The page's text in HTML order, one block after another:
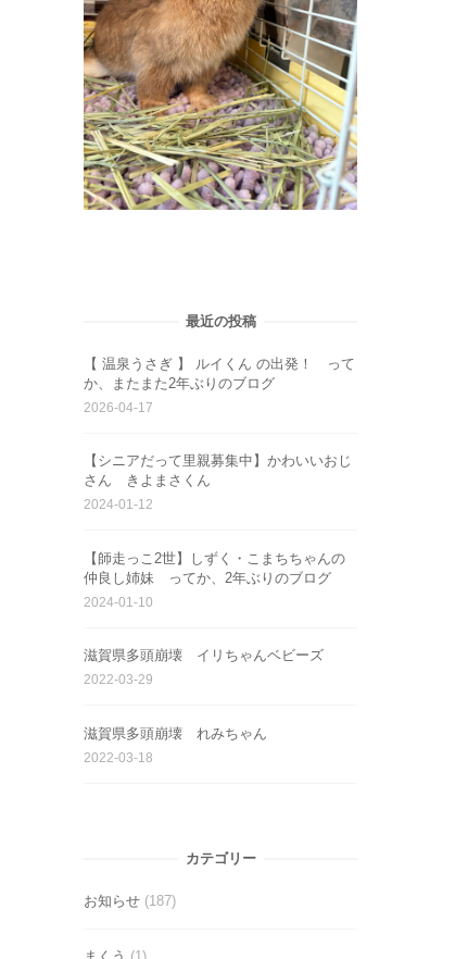
最近の投稿
【 温泉うさぎ 】 ルイくん の出発！ って
か、またまた2年ぶりのブログ
2026-04-17
【シニアだって里親募集中】かわいいおじ
さん きよまさくん
2024-01-12
【師走っこ2世】しずく・こまちちゃんの
仲良し姉妹 ってか、2年ぶりのブログ
2024-01-10
滋賀県多頭崩壊 イリちゃんベビーズ
2022-03-29
滋賀県多頭崩壊 れみちゃん
2022-03-18
カテゴリー
お知らせ (187)